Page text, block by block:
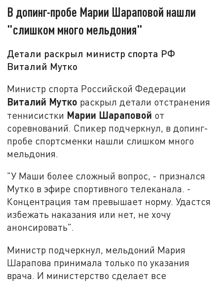
В допинг-пробе Марии Шараповой нашли
"слишком много мельдония"
Детали раскрыл министр спорта РФ
Виталий Мутко
Министр спорта Российской Федерации
Виталий Мутко раскрыл детали отстранения
теннисистки Марии Шараповой от
соревнований. Спикер подчеркнул, в допинг-
пробе спортсменки нашли слишком много
мельдония.
"У Маши более сложный вопрос, - признался
Мутко в эфире спортивного телеканала. -
Концентрация там превышает норму. Удастся
избежать наказания или нет, не хочу
анонсировать".
Министр подчеркнул, мельдоний Мария
Шарапова принимала только по указания
врача. И министерство сделает все